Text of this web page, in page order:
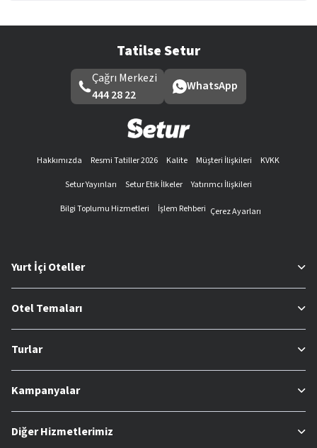
Tatilse Setur
Çağrı Merkezi
444 28 22
WhatsApp
Hakkımızda Resmi Tatiller 2026 Kalite Müşteri İlişkileri
KVKK
Setur Yayınları
Setur Etik İlkeler
Yatırımcı İlişkileri
Bilgi Toplumu Hizmetleri
İşlem Rehberi Çerez Ayarları
Yurt İçi Oteller
Otel Temaları
Turlar
Kampanyalar
Diğer Hizmetlerimiz